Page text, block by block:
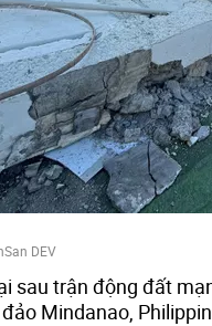
DEV
sau trận động đất
Mindanao,